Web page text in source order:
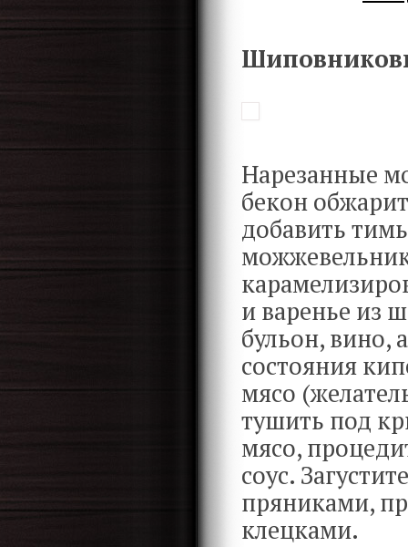
Нарезанные
бекон
добавить
и варенье из
бульон, вино,
состояния
мясо
тушить под
мясо,
соус.
пряниками,
клецками.